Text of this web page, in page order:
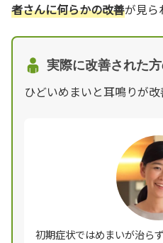
者さんに何らかの改善が見ら
実際に改善された
ひどいめまいと耳鳴りが改
初期症状ではめまいが治ら